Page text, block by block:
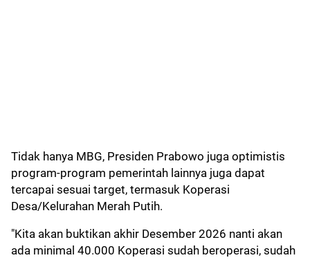
Tidak hanya MBG, Presiden Prabowo juga optimistis
program-program pemerintah lainnya juga dapat
tercapai sesuai target, termasuk Koperasi
Desa/Kelurahan Merah Putih.
"Kita akan buktikan akhir Desember 2026 nanti akan
ada minimal 40.000 Koperasi sudah beroperasi, sudah